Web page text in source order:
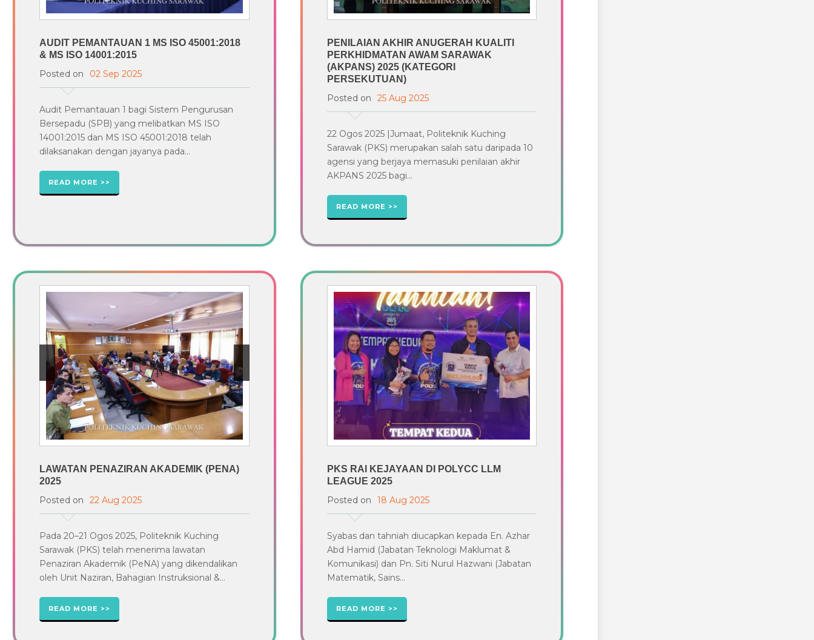
AUDIT PEMANTAUAN 1 MS ISO 45001:2018
& MS ISO 14001:2015
Posted on 02 Sep 2025
Audit Pemantauan 1 bagi Sistem Pengurusan
Bersepadu (SPB) yang melibatkan MS ISO
14001:2015 dan MS ISO 45001:2018 telah
dilaksanakan dengan jayanya pada...
READ MORE
PENILAIAN AKHIR ANUGERAH KUALITI
PERKHIDMATAN AWAM SARAWAK
(AKPANS) 2025 (KATEGORI
PERSEKUTUAN)
Posted on 25 Aug 2025
22 Ogos 2025 |Jumaat, Politeknik Kuching
Sarawak (PKS) merupakan salah satu daripada 10
agensi yang berjaya memasuki penilaian akhir
AKPANS 2025 bagi...
READ MORE
LAWATAN PENAZIRAN AKADEMIK (PENA)
2025
Posted on 22 Aug 2025
Pada 20–21 Ogos 2025, Politeknik Kuching
Sarawak (PKS) telah menerima lawatan
Penaziran Akademik (PeNA) yang dikendalikan
oleh Unit Naziran, Bahagian Instruksional &...
READ MORE
PKS RAI KEJAYAAN DI POLYCC LLM
LEAGUE 2025
Posted on 18 Aug 2025
Syabas dan tahniah diucapkan kepada En. Azhar
Abd Hamid (Jabatan Teknologi Maklumat &
Komunikasi) dan Pn. Siti Nurul Hazwani (Jabatan
Matematik, Sains...
READ MORE